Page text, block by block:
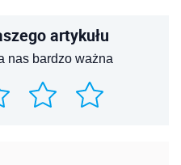
artykułu
nas bardzo ważna